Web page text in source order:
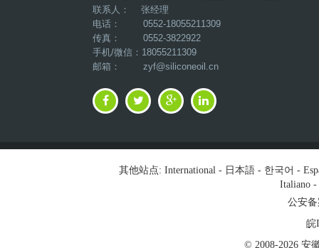
联系人： 张经理
电话： 0552-18055211309
传真： 0552-3822922
手机/微信：18055211309
邮箱： zyf@siliconeoil.cn
其他站点: International- 日本語- 한국어 -
Italiano-
公安备
皖
© 2008-2026 安